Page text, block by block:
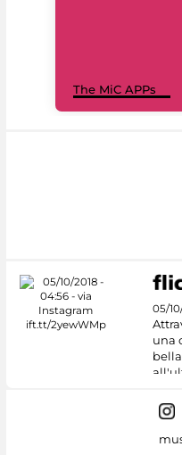
The MiC APPs
05/
una